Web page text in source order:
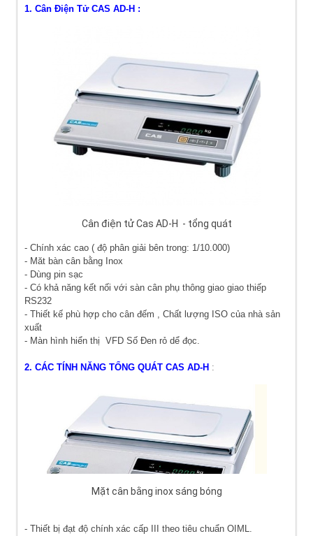
1. Cân Điện Tử CAS AD-H :
Cân điện tử Cas AD-H - tổng quát
- Chính xác cao ( độ phân giải bên trong: 1/10.000)
- Măt bàn cân bằng Inox
- Dùng pin sạc
- Có khả năng kết nối với sàn cân phụ thông giao giao thiếp
RS232
- Thiết kế phù hợp cho cân đếm , Chất lượng ISO của nhà sản
xuất
- Màn hình hiển thị VFD Số Đen rỏ dể đọc.
2. CÁC TÍNH NĂNG TỔNG QUÁT CAS AD-H :
Mặt cân bằng inox sáng bóng
- Thiết bị đạt độ chính xác cấp III theo tiêu chuẩn OIML.